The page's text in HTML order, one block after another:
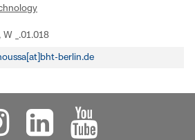
W _.01.018
berlin.de